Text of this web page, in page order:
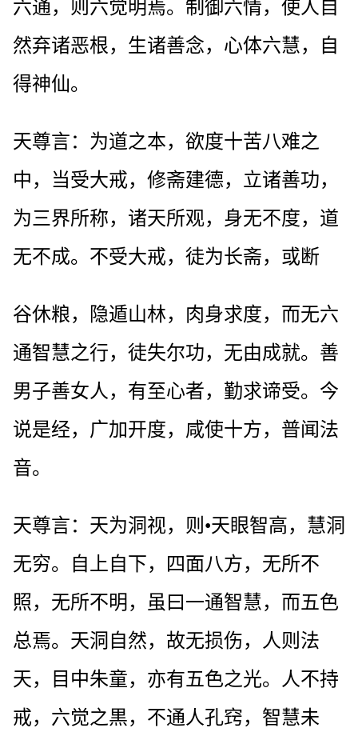
六通，则六觉明焉。制御六情，使人自
然弃诸恶根，生诸善念，心体六慧，自
得神仙。
天尊言：为道之本，欲度十苦八难之
中，当受大戒，修斋建德，立诸善功，
为三界所称，诸天所观，身无不度，道
无不成。不受大戒，徒为长斋，或断
谷休粮，隐遁山林，肉身求度，而无六
通智慧之行，徒失尔功，无由成就。善
男子善女人，有至心者，勤求谛受。今
说是经，广加开度，咸使十方，普闻法
音。
天尊言：天为洞视，则•天眼智高，慧洞
无穷。自上自下，四面八方，无所不
照，无所不明，虽曰一通智慧，而五色
总焉。天洞自然，故无损伤，人则法
天，目中朱童，亦有五色之光。人不持
戒，六觉之黒，不通人孔窍，智慧未